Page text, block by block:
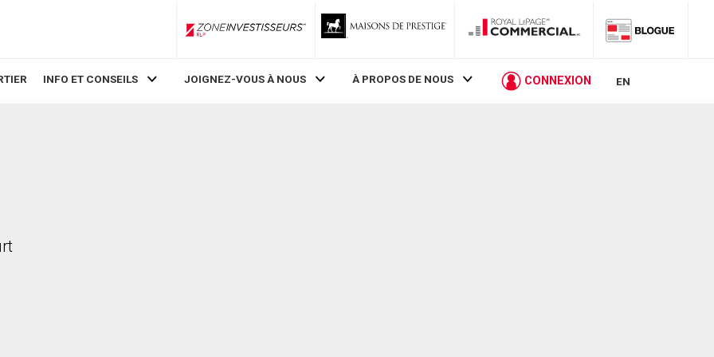
ZoneInvestisseurs RLP
INFO ET CONSEILS JOIGNEZ-VOUS À NOUS À PROPOS DE NOUS CONNEXION EN